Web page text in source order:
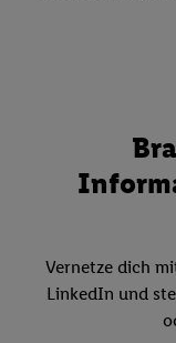
Vernetze dich
LinkedIn und